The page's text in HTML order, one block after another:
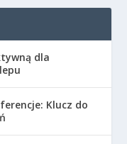
dla
Klucz do